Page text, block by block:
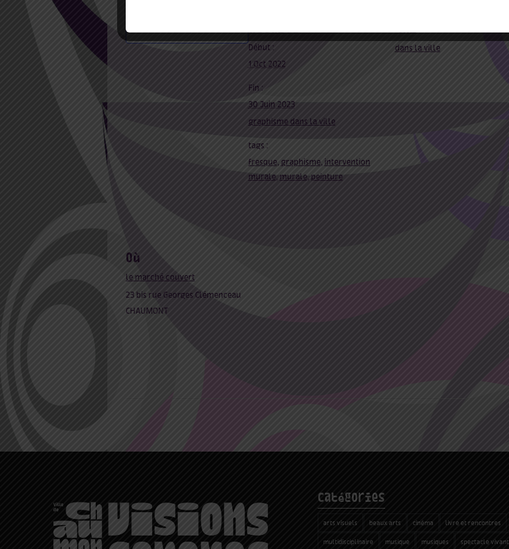
Début :
1 Oct 2022
Fin :
30 Juin 2023
graphisme dans la ville
tags :
fresque, graphisme, intervention
murale,murale, peinture
dans la ville
où
le marché couvert
23 bis rue Georges Clémenceau
CHAUMONT
catégories
arts visuels beaux arts cinéma livre et rencontres
multidisciplinaire musique musiques spectacle vivant